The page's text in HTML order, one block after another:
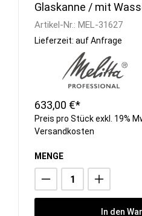
Glaskanne / mit
230 V
Artikel-Nr.: MEL-31627
Lieferzeit: auf Anfrage
633,00 €*
Preis pro Stück exkl. 19%
Versandkosten
MENGE
In den